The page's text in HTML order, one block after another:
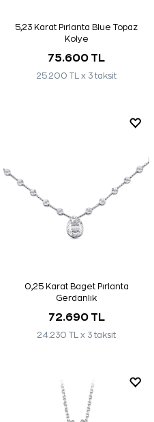
5,23 Karat Pırlanta Blue Topaz
Kolye
75.600 TL
25.200 TL x 3 taksit
0,25 Karat Baget Pırlanta
Gerdanlık
72.690 TL
24.230 TL x 3 taksit